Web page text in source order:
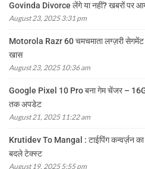
Govinda Divorce लेंगे या नहीं? खबरों पर
August 23, 2025 3:31 pm
Motorola Razr 60 चमचमाता लग्ज़री सेगमेंट
खास
August 23, 2025 10:36 am
Google Pixel 10 Pro बना गेम चेंजर –
तक अपडेट
August 21, 2025 11:22 am
Krutidev To Mangal : टाईपिंग कन्वर्ज़न
बदले टेक्स्ट
August 19, 2025 5:55 pm